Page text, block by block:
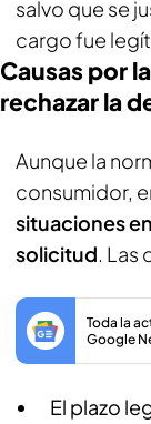
salvo que se
cargo fue
Causas por
rechazar la
Aunque la
consumidor,
situaciones
solicitud. Las
Toda la
Google
El plazo